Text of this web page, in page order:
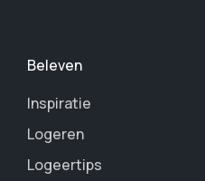
Beleven
Inspiratie
Logeren
Logeertips